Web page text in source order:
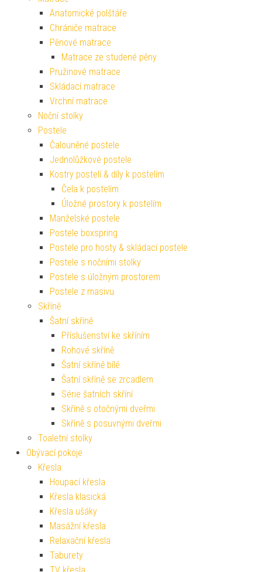
Anatomické polštáře
Chrániče matrace
Pěnové matrace
Matrace ze studené pěny
Pružinové matrace
Skládací matrace
Vrchní matrace
Noční stolky
Postele
Čalouněné postele
Jednolůžkové postele
Kostry postelí & díly k postelím
Čela k postelím
Úložné prostory k postelím
Manželské postele
Postele boxspring
Postele pro hosty & skládací postele
Postele s nočními stolky
Postele s úložným prostorem
Postele z masivu
Skříně
Šatní skříně
Příslušenství ke skříním
Rohové skříně
Šatní skříně bílé
Šatní skříně se zrcadlem
Série šatních skříní
Skříně s otočnými dveřmi
Skříně s posuvnými dveřmi
Toaletní stolky
Obývací pokoje
Křesla
Houpací křesla
Křesla klasická
Křesla ušáky
Masážní křesla
Relaxační křesla
Taburety